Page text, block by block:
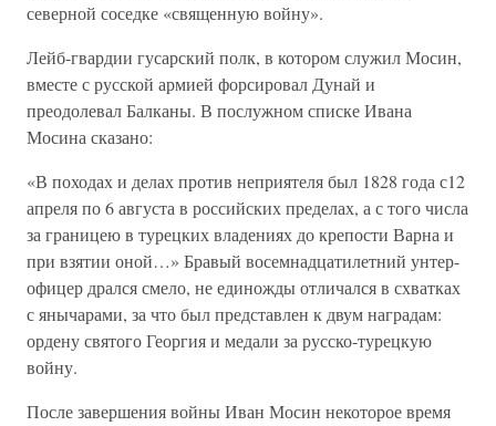
северной соседке «священную войну».
Лейб-гвардии гусарский полк, в котором служил Мосин,
вместе с русской армией форсировал Дунай и
преодолевал Балканы. В послужном списке Ивана
Мосина сказано:
«В походах и делах против неприятеля был 1828 года с12
апреля по 6 августа в российских пределах, а с того числа
за границею в турецких владениях до крепости Варна и
при взятии оной…» Бравый восемнадцатилетний унтер-
офицер дрался смело, не единожды отличался в схватках
с янычарами, за что был представлен к двум наградам:
ордену святого Георгия и медали за русско-турецкую
войну.
После завершения войны Иван Мосин некоторое время